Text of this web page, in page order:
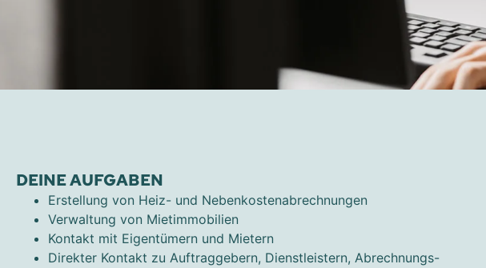
DEINE AUFGABEN
Erstellung von Heiz- und Nebenkostenabrechnungen
Verwaltung von Mietimmobilien
Kontakt mit Eigentümern und Mietern
Direkter Kontakt zu Auftraggebern, Dienstleistern, Abrechnungs-